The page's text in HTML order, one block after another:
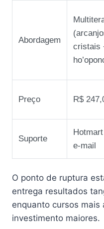
Abordagem
cristais
Preço R$
Suporte
e‑mail
O ponto de ruptura
entrega resultados
enquanto cursos mais
investimento maiores.